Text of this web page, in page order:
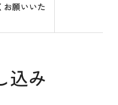
お願いいた
込み